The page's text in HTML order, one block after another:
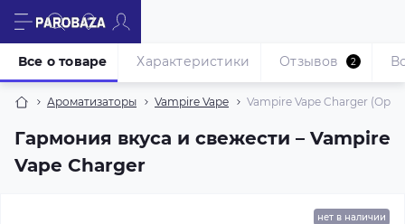
Ароматизаторы Vampire Vape Vampire Vape Charger
Гармония вкуса и свежести – Vampire
Vape Charger
Все о товаре Характеристики Отзывов 2
нет в наличии